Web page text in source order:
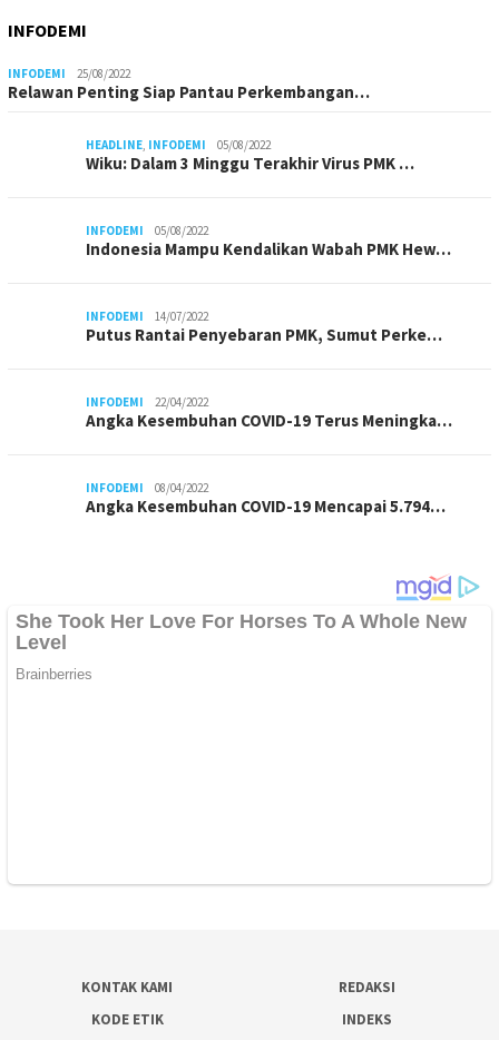
INFODEMI
INFODEMI 25/08/2022
Relawan Penting Siap Pantau Perkembangan…
HEADLINE, INFODEMI 05/08/2022
Wiku: Dalam 3 Minggu Terakhir Virus PMK …
INFODEMI 05/08/2022
Indonesia Mampu Kendalikan Wabah PMK Hew…
INFODEMI 14/07/2022
Putus Rantai Penyebaran PMK, Sumut Perke…
INFODEMI 22/04/2022
Angka Kesembuhan COVID-19 Terus Meningka…
INFODEMI 08/04/2022
Angka Kesembuhan COVID-19 Mencapai 5.794…
KONTAK KAMI
REDAKSI
KODE ETIK
INDEKS